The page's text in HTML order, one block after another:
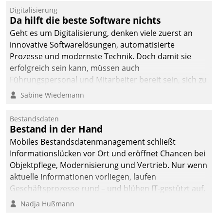
Jahresbeginn eine
Überblick, Einsicht und
Eingriff bietende Lösung.
Zur Entwicklung setzte
man auf
Cloudtechnologie,
bewährte und Startup-
agile Projektmethoden.
Digitalisierung
Da hilft die beste Software nichts
Geht es um Digitalisierung, denken viele zuerst an
innovative Softwarelösungen, automatisierte
Prozesse und modernste Technik. Doch damit sie
erfolgreich sein kann, müssen auch
Führungspersonal und Mitarbeiter bereit sein, sich zu
verändern und anzupassen, sonst werden sie an ihr
Sabine Wiedemann
Bestandsdaten
Bestand in der Hand
Mobiles Bestandsdatenmanagement schließt
Informationslücken vor Ort und eröffnet Chancen bei
Objektpflege, Modernisierung und Vertrieb. Nur wenn
aktuelle Informationen vorliegen, laufen
Geschäftsprozesse rund – und blühen IT-gestützt auf.
Nadja Hußmann